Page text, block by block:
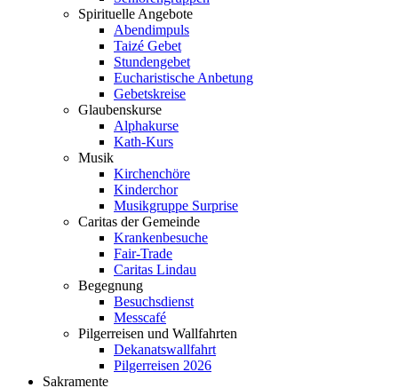
Spirituelle Angebote
Abendimpuls
Taizé Gebet
Stundengebet
Eucharistische Anbetung
Gebetskreise
Glaubenskurse
Alphakurse
Kath-Kurs
Musik
Kirchenchöre
Kinderchor
Musikgruppe Surprise
Caritas der Gemeinde
Krankenbesuche
Fair-Trade
Caritas Lindau
Begegnung
Besuchsdienst
Messcafé
Pilgerreisen und Wallfahrten
Dekanatswallfahrt
Pilgerreisen 2026
Sakramente